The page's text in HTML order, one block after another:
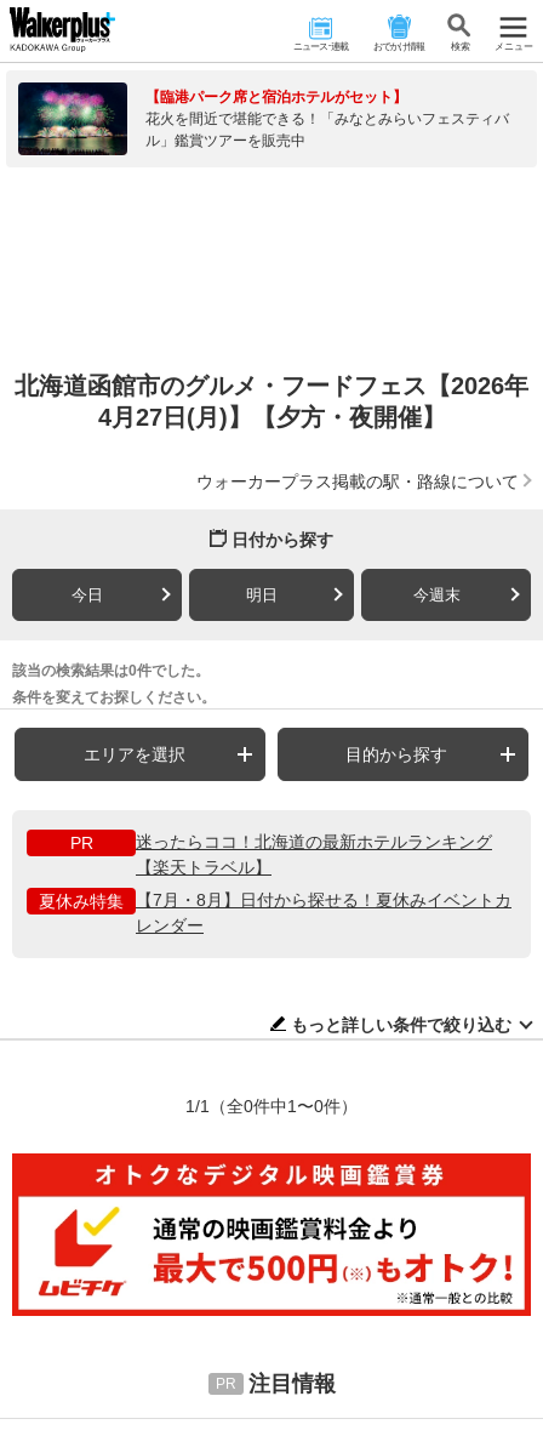
ニュース･連載 おでかけ情報 検 索 メニュー
【臨港パーク席と宿泊ホテルがセット】
花火を間近で堪能できる！「みなとみらいフェスティバ
ル」鑑賞ツアーを販売中
北海道函館市のグルメ・フードフェス【2026年
4月27日(月)】【夕方・夜開催】
ウォーカープラス掲載の駅・路線について
日付から探す
今日 明日 今週末
該当の検索結果は0件でした。
条件を変えてお探しください。
エリアを選択 目的から探す
PR
迷ったらココ！北海道の最新ホテルランキング
【楽天トラベル】
夏休み特集
【7月・8月】日付から探せる！夏休みイベントカ
レンダー
もっと詳しい条件で絞り込む
1/1 （全0件中1〜0件）
注目情報